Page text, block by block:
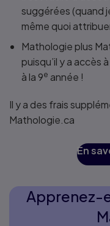
suggérées (quand
même quoi
Mathologie plus
puisqu’il y a accès
à la 9e année !
Il y a des frais
Mathologie.ca
En
Apprenez-